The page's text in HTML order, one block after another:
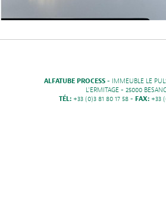
ALFATUBE PROCESS - IMMEUBLE LE
L'ERMITAGE - 25000
TÉL: +33 (0)3 81 80 17 58 - FAX: +33